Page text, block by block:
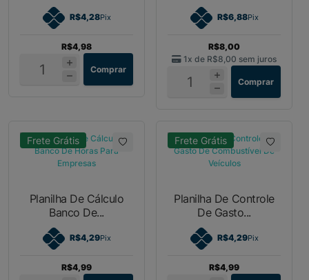
R$4,28Pix
R$4,98
Comprar
R$6,88Pix
R$8,00
1x de R$8,00 sem juros
Comprar
Frete Grátis
Planilha De Cálculo
Banco De...
R$4,29Pix
R$4,99
Frete Grátis
Planilha De Controle
De Gasto...
R$4,29Pix
R$4,99